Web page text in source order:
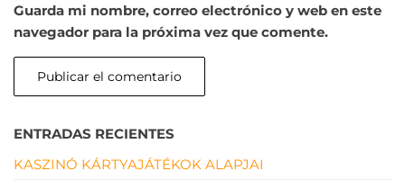
Guarda mi nombre, correo electrónico y web en este
navegador para la próxima vez que comente.
ENTRADAS RECIENTES
KASZINÓ KÁRTYAJÁTÉKOK ALAPJAI